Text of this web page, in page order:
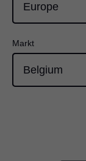
Markt